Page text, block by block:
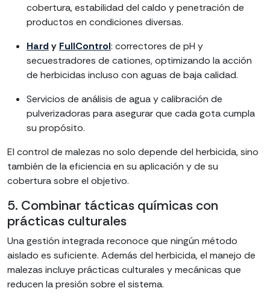
cobertura, estabilidad del caldo y penetración de
productos en condiciones diversas.
Hard y FullControl: correctores de pH y
secuestradores de cationes, optimizando la acción
de herbicidas incluso con aguas de baja calidad.
Servicios de análisis de agua y calibración de
pulverizadoras para asegurar que cada gota cumpla
su propósito.
El control de malezas no solo depende del herbicida, sino
también de la eficiencia en su aplicación y de su
cobertura sobre el objetivo.
5. Combinar tácticas químicas con
prácticas culturales
Una gestión integrada reconoce que ningún método
aislado es suficiente. Además del herbicida, el manejo de
malezas incluye prácticas culturales y mecánicas que
reducen la presión sobre el sistema.